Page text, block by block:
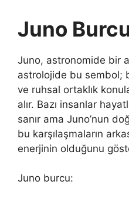
Juno
Juno, astronomide bir
astrolojide bu sembol;
ve ruhsal ortaklık
alır. Bazı insanlar
sanır ama Juno’nun
bu karşılaşmaların
enerjinin olduğunu
Juno burcu: